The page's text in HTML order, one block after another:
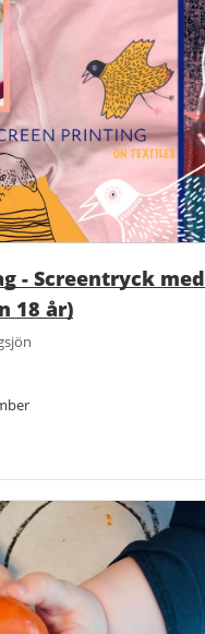
- Screentryck
18 år)